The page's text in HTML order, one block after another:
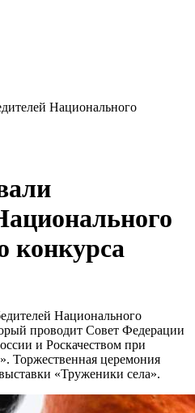
Национального
конкурса
Национального
проводит Совет Федерации
и Роскачеством при
Торжественная церемония
«Труженики села».